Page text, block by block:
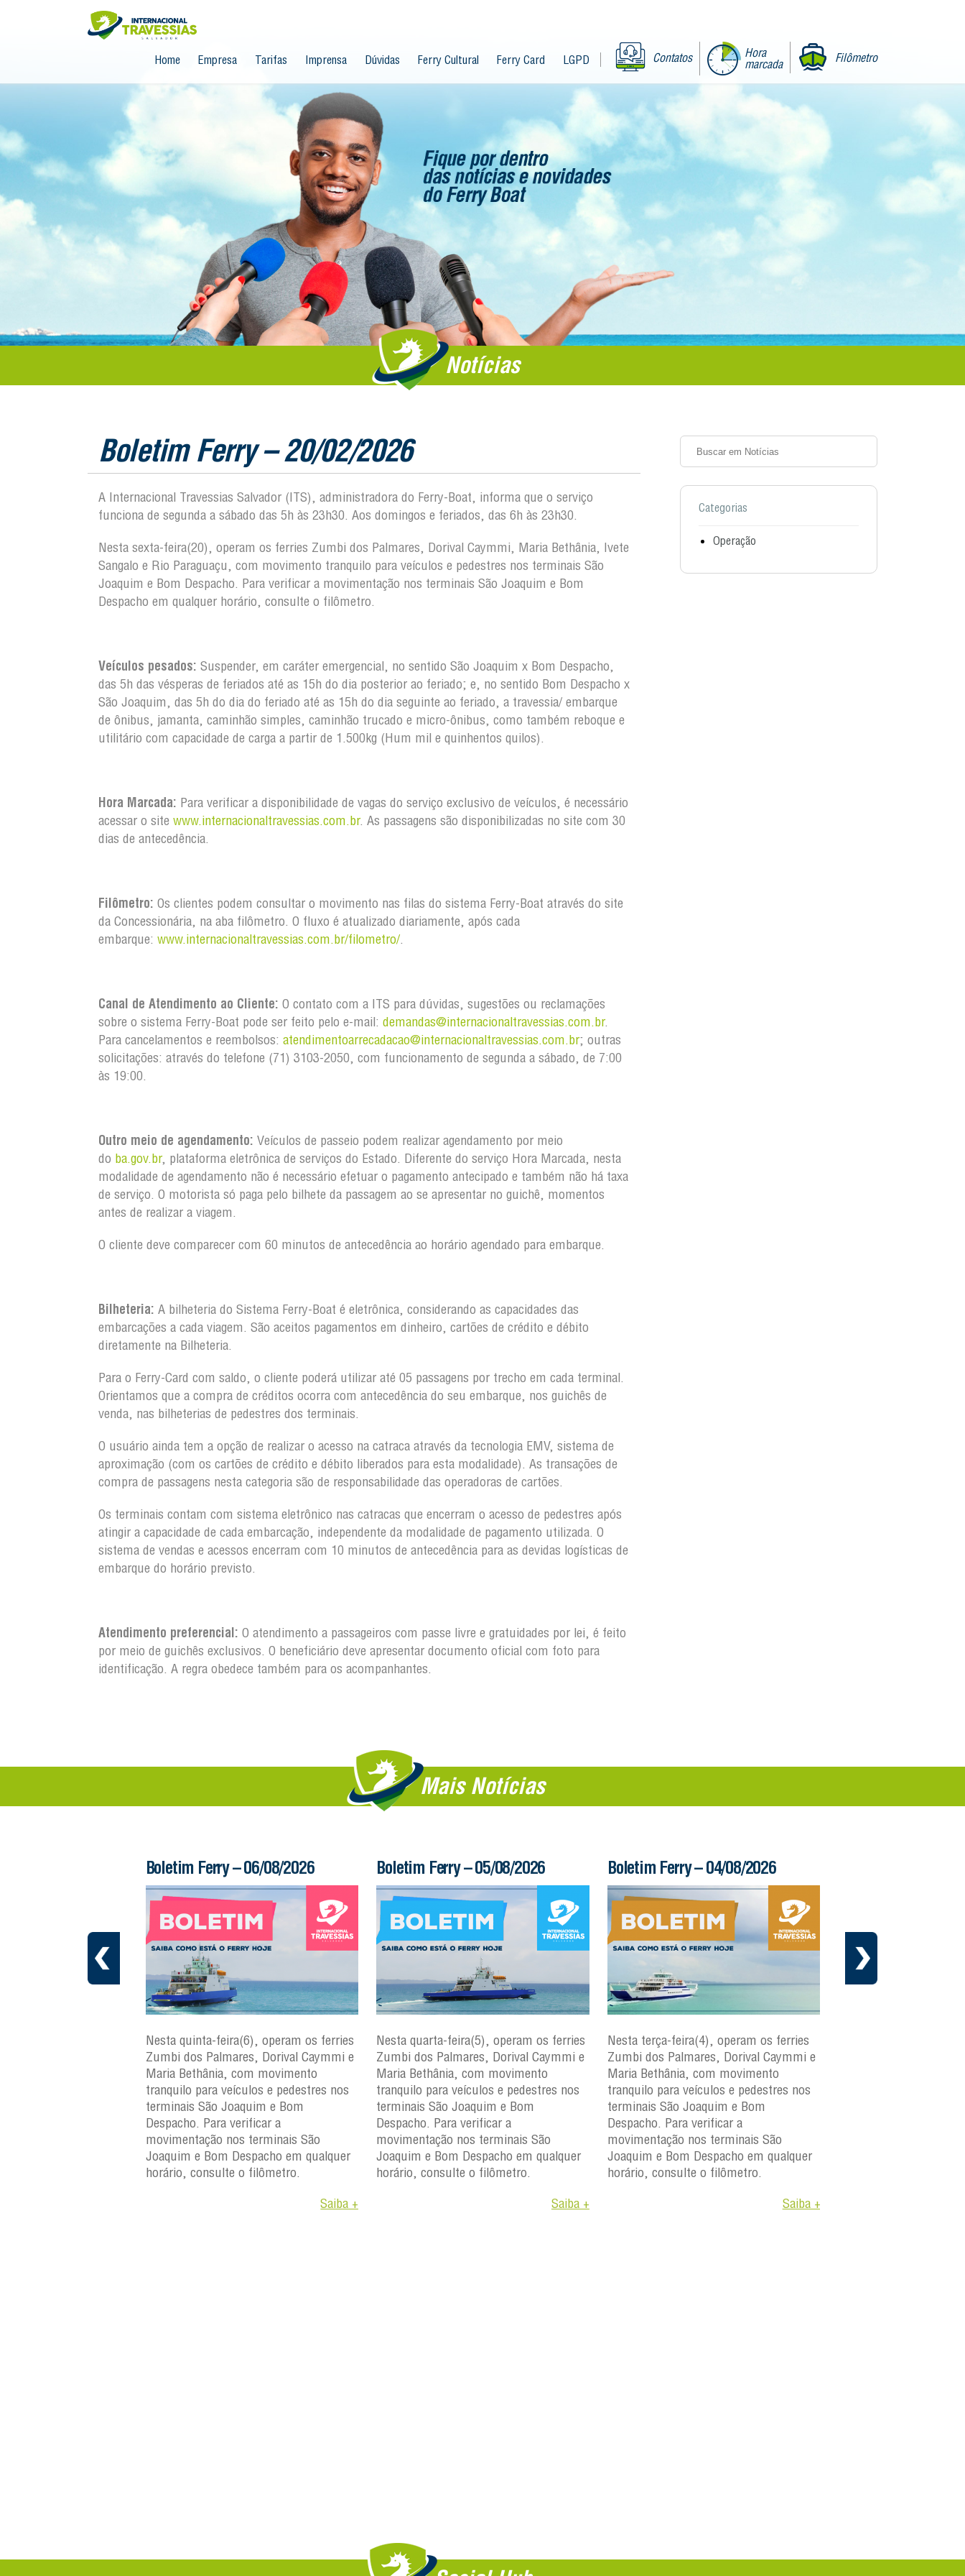
Contatos
Hora
marcada
Filômetro
Home Empresa Tarifas Imprensa Dúvidas Ferry Cultural Ferry Card LGPD
Notícias
Boletim Ferry – 20/02/2026
A Internacional Travessias Salvador (ITS), administradora do Ferry-Boat, informa que o serviço
funciona de segunda a sábado das 5h às 23h30. Aos domingos e feriados, das 6h às 23h30.
Nesta sexta-feira(20), operam os ferries Zumbi dos Palmares, Dorival Caymmi, Maria Bethânia, Ivete
Sangalo e Rio Paraguaçu, com movimento tranquilo para veículos e pedestres nos terminais São
Joaquim e Bom Despacho. Para verificar a movimentação nos terminais São Joaquim e Bom
Despacho em qualquer horário, consulte o filômetro.
Veículos pesados: Suspender, em caráter emergencial, no sentido São Joaquim x Bom Despacho,
das 5h das vésperas de feriados até as 15h do dia posterior ao feriado; e, no sentido Bom Despacho x
São Joaquim, das 5h do dia do feriado até as 15h do dia seguinte ao feriado, a travessia/ embarque
de ônibus, jamanta, caminhão simples, caminhão trucado e micro-ônibus, como também reboque e
utilitário com capacidade de carga a partir de 1.500kg (Hum mil e quinhentos quilos).
Hora Marcada: Para verificar a disponibilidade de vagas do serviço exclusivo de veículos, é necessário
acessar o site www.internacionaltravessias.com.br. As passagens são disponibilizadas no site com 30
dias de antecedência.
Filômetro: Os clientes podem consultar o movimento nas filas do sistema Ferry-Boat através do site
da Concessionária, na aba filômetro. O fluxo é atualizado diariamente, após cada
embarque: www.internacionaltravessias.com.br/filometro/.
Canal de Atendimento ao Cliente: O contato com a ITS para dúvidas, sugestões ou reclamações
sobre o sistema Ferry-Boat pode ser feito pelo e-mail: demandas@internacionaltravessias.com.br.
Para cancelamentos e reembolsos: atendimentoarrecadacao@internacionaltravessias.com.br; outras
solicitações: através do telefone (71) 3103-2050, com funcionamento de segunda a sábado, de 7:00
às 19:00.
Outro meio de agendamento: Veículos de passeio podem realizar agendamento por meio
do ba.gov.br, plataforma eletrônica de serviços do Estado. Diferente do serviço Hora Marcada, nesta
modalidade de agendamento não é necessário efetuar o pagamento antecipado e também não há taxa
de serviço. O motorista só paga pelo bilhete da passagem ao se apresentar no guichê, momentos
antes de realizar a viagem.
O cliente deve comparecer com 60 minutos de antecedência ao horário agendado para embarque.
Bilheteria: A bilheteria do Sistema Ferry-Boat é eletrônica, considerando as capacidades das
embarcações a cada viagem. São aceitos pagamentos em dinheiro, cartões de crédito e débito
diretamente na Bilheteria.
Para o Ferry-Card com saldo, o cliente poderá utilizar até 05 passagens por trecho em cada terminal.
Orientamos que a compra de créditos ocorra com antecedência do seu embarque, nos guichês de
venda, nas bilheterias de pedestres dos terminais.
O usuário ainda tem a opção de realizar o acesso na catraca através da tecnologia EMV, sistema de
aproximação (com os cartões de crédito e débito liberados para esta modalidade). As transações de
compra de passagens nesta categoria são de responsabilidade das operadoras de cartões.
Os terminais contam com sistema eletrônico nas catracas que encerram o acesso de pedestres após
atingir a capacidade de cada embarcação, independente da modalidade de pagamento utilizada. O
sistema de vendas e acessos encerram com 10 minutos de antecedência para as devidas logísticas de
embarque do horário previsto.
Atendimento preferencial: O atendimento a passageiros com passe livre e gratuidades por lei, é feito
por meio de guichês exclusivos. O beneficiário deve apresentar documento oficial com foto para
identificação. A regra obedece também para os acompanhantes.
Categorias
Operação
Mais Notícias
Boletim Ferry – 06/08/2026
Nesta quinta-feira(6), operam os ferries
Zumbi dos Palmares, Dorival Caymmi e
Maria Bethânia, com movimento
tranquilo para veículos e pedestres nos
terminais São Joaquim e Bom
Despacho. Para verificar a
movimentação nos terminais São
Joaquim e Bom Despacho em qualquer
horário, consulte o filômetro.
Saiba +
Boletim Ferry – 05/08/2026
Nesta quarta-feira(5), operam os ferries
Zumbi dos Palmares, Dorival Caymmi e
Maria Bethânia, com movimento
tranquilo para veículos e pedestres nos
terminais São Joaquim e Bom
Despacho. Para verificar a
movimentação nos terminais São
Joaquim e Bom Despacho em qualquer
horário, consulte o filômetro.
Saiba +
Boletim Ferry – 04/08/2026
Nesta terça-feira(4), operam os ferries
Zumbi dos Palmares, Dorival Caymmi e
Maria Bethânia, com movimento
tranquilo para veículos e pedestres nos
terminais São Joaquim e Bom
Despacho. Para verificar a
movimentação nos terminais São
Joaquim e Bom Despacho em qualquer
horário, consulte o filômetro.
Saiba +